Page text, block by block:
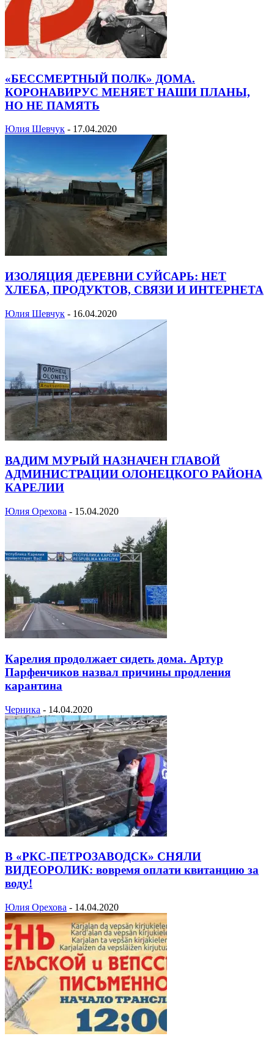
«БЕССМЕРТНЫЙ ПОЛК» ДОМА.
КОРОНАВИРУС МЕНЯЕТ НАШИ ПЛАНЫ,
НО НЕ ПАМЯТЬ
Юлия Шевчук - 17.04.2020
ИЗОЛЯЦИЯ ДЕРЕВНИ СУЙСАРЬ: НЕТ
ХЛЕБА, ПРОДУКТОВ, СВЯЗИ И ИНТЕРНЕТА
Юлия Шевчук - 16.04.2020
ВАДИМ МУРЫЙ НАЗНАЧЕН ГЛАВОЙ
АДМИНИСТРАЦИИ ОЛОНЕЦКОГО РАЙОНА
КАРЕЛИИ
Юлия Орехова - 15.04.2020
Карелия продолжает сидеть дома. Артур
Парфенчиков назвал причины продления
карантина
Черника - 14.04.2020
В «РКС-ПЕТРОЗАВОДСК» СНЯЛИ
ВИДЕОРОЛИК: вовремя оплати квитанцию за
воду!
Юлия Орехова - 14.04.2020